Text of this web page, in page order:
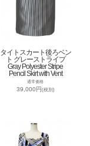
タイトスカート後ろベン
ト グレーストライプ
Gray Polyester Stripe
Pencil Skirt with Vent
通常価格
39,000円(税別)